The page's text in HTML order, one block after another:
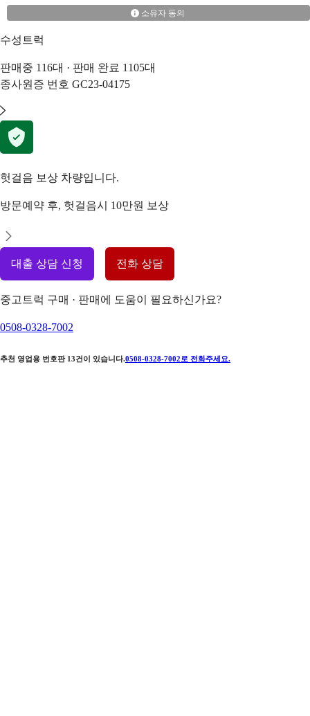
소유자 동의
수성트럭
판매중 116대 · 판매 완료 1105대
종사원증 번호 GC23-04175
헛걸음 보상 차량입니다.
방문예약 후, 헛걸음시 10만원 보상
대출 상담 신청 전화 상담
중고트럭 구매 · 판매에 도움이 필요하신가요?
0508-0328-7002
추천 영업용 번호판 13건이 있습니다.0508-0328-7002 로 전화주세요.